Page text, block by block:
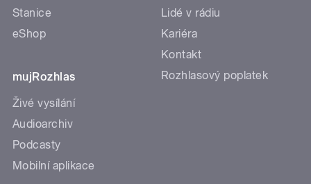
Stanice
eShop
mujRozhlas
Živé vysílání
Audioarchiv
Podcasty
Mobilní aplikace
Lidé v rádiu
Kariéra
Kontakt
Rozhlasový poplatek